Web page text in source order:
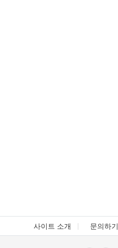
사이트 소개 문의하기